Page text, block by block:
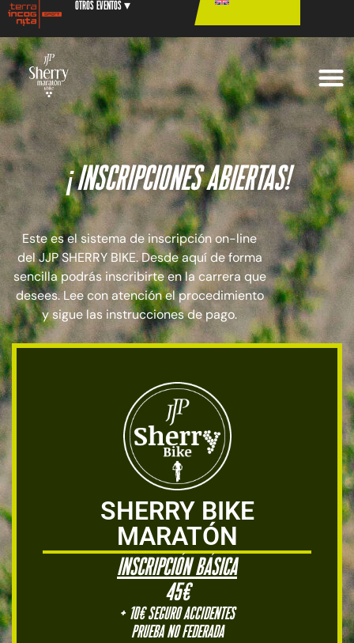
Otros eventos ▾
¡inscripciones abiertas!
Este es el sistema de inscripción on-line
del JJP SHERRY BIKE. Desde aquí de forma
sencilla podrás inscribirte en la carrera que
desees. Lee con atención el procedimiento
y sigue las instrucciones de pago.
SHERRY BIKE
MARATÓN
inscripción básica
45€
+ 10€ Seguro Accidentes
PRUEBA NO FEDERADA